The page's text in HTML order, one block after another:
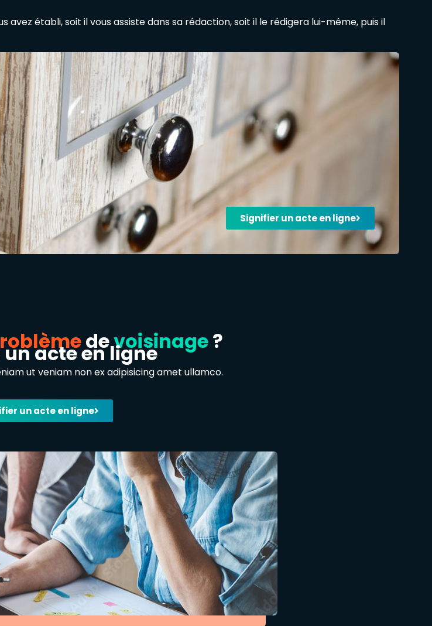
avez établi, soit il vous assiste dans sa rédaction, soit il le rédigera lui-même, puis il
Signifier un acte en ligne
devoisinage?
un acte en ligne
ut veniam non ex adipisicing amet ullamco.
un acte en ligne